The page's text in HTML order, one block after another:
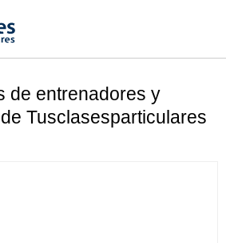
de entrenadores y
Tusclasesparticulares